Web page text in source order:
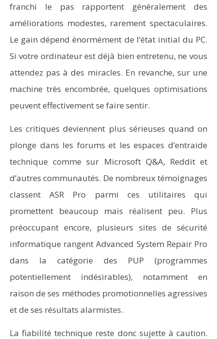
franchi le pas rapportent généralement des
améliorations modestes, rarement spectaculaires.
Le gain dépend énormément de l’état initial du PC.
Si votre ordinateur est déjà bien entretenu, ne vous
attendez pas à des miracles. En revanche, sur une
machine très encombrée, quelques optimisations
peuvent effectivement se faire sentir.
Les critiques deviennent plus sérieuses quand on
plonge dans les forums et les espaces d’entraide
technique comme sur Microsoft Q&A, Reddit et
d’autres communautés. De nombreux témoignages
classent ASR Pro parmi ces utilitaires qui
promettent beaucoup mais réalisent peu. Plus
préoccupant encore, plusieurs sites de sécurité
informatique rangent Advanced System Repair Pro
dans la catégorie des PUP (programmes
potentiellement indésirables), notamment en
raison de ses méthodes promotionnelles agressives
et de ses résultats alarmistes.
La fiabilité technique reste donc sujette à caution.